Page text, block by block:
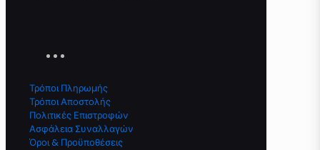
Τρόποι Πληρωμής
Τρόποι Αποστολής
Πολιτικές Επιστροφών
Ασφάλεια Συναλλαγών
Όροι & Προϋποθέσεις